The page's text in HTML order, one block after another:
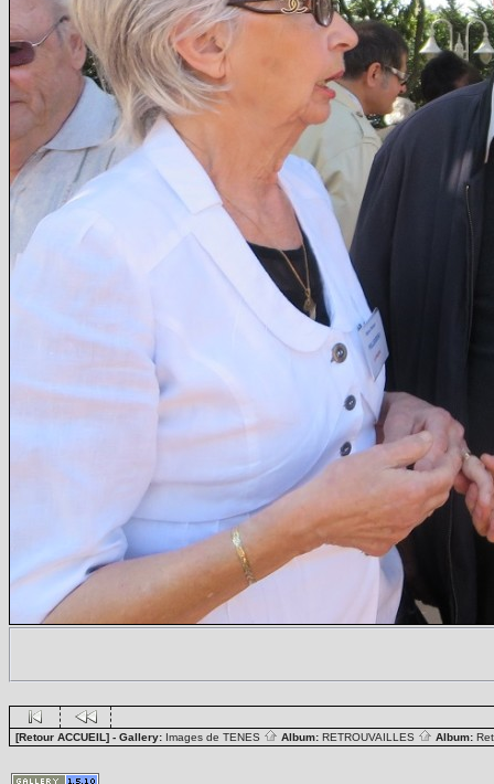
[Retour ACCUEIL] - Gallery: Images de TENES Album: RETROUVAILLES Album: